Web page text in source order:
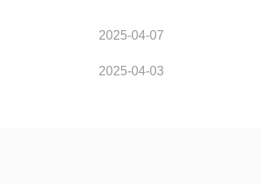
2025-04-07
2025-04-03